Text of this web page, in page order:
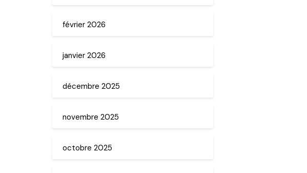
février 2026
janvier 2026
décembre 2025
novembre 2025
octobre 2025